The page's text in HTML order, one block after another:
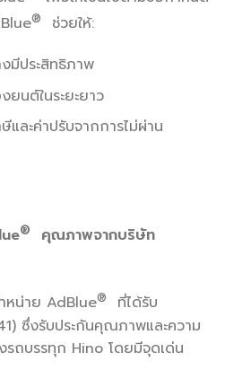
®
ช่วยให้:
มีประสิทธิภาพ
ยนต์ในระยะยาว
และค่าปรับจากการไม่ผ่าน
®
คุณภาพจากบริษัท
หน่าย AdBlue®
ที่ได้รับ
ซึ่งรับประกันคุณภาพและความ
ถบรรทุก Hino โดยมีจุดเด่น